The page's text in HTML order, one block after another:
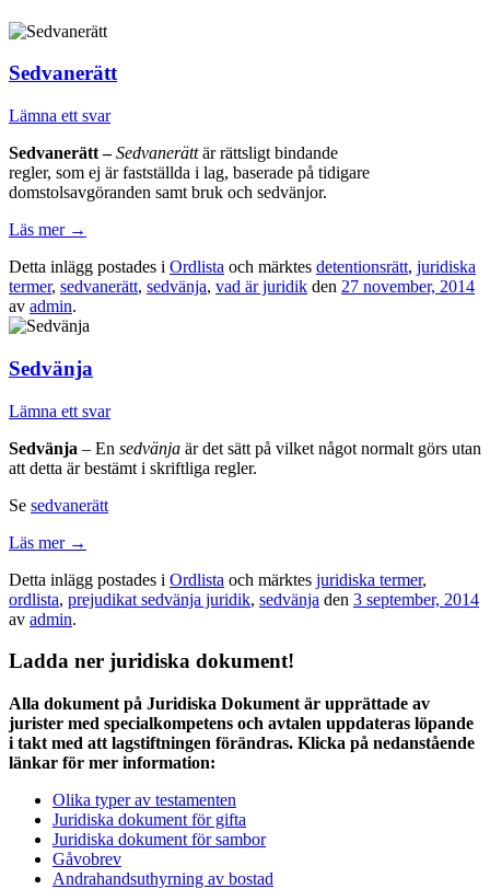
Sedvanerätt
Lämna ett svar
Sedvanerätt –Sedvanerättär rättsligt bindande
regler, som ej är fastställda i lag, baserade på tidigare
domstolsavgöranden samt bruk och sedvänjor.
Läs mer →
Detta inlägg postades i Ordlista och märktes detentionsrätt, juridiska
termer, sedvanerätt, sedvänja, vad är juridik den 27 november, 2014
av admin.
Sedvänja
Lämna ett svar
Sedvänja – En sedvänja är det sätt på vilket något normalt görs utan
att detta är bestämt i skriftliga regler.
Se sedvanerätt
Läs mer →
Detta inlägg postades i Ordlista och märktes juridiska termer,
ordlista, prejudikat sedvänja juridik, sedvänja den 3 september, 2014
av admin.
Ladda ner juridiska dokument!
Alla dokument på Juridiska Dokument är upprättade av
jurister med specialkompetens och avtalen uppdateras löpande
i takt med att lagstiftningen förändras. Klicka på nedanstående
länkar för mer information:
Olika typer av testamenten
Juridiska dokument för gifta
Juridiska dokument för sambor
Gåvobrev
Andrahandsuthyrning av bostad